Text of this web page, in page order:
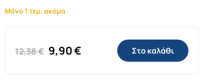
Μόνο 1 τεμ. ακόμα
12,38€ Original
9,90€ Στο καλάθι